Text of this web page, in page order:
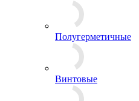
Полугерметичные
Винтовые